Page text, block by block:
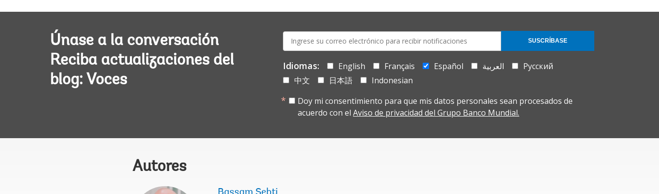
Únase a la conversación
Reciba actualizaciones del
blog: Voces
mail:
Idiomas: English Français Español العربية
Русский
中文
日本語
Indonesian
Doy mi consentimiento para que mis datos personales sean procesados de
acuerdo con el Aviso de privacidad del Grupo Banco Mundial.
SUSCRÍBASE
Autores